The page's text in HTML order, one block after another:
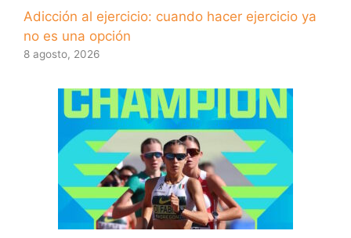
Adicción al ejercicio: cuando hacer ejercicio ya
no es una opción
8 agosto, 2026